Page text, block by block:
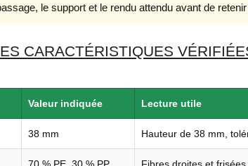
le support et le rendu attendu avant de
CARACTÉRISTIQUES
Valeur indiquée Lecture utile
38 mm Hauteur de 38 mm,
70 % PE, 30 % PP Fibres droites et